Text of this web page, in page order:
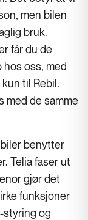
men bilen
bruk.
får du de
hos oss, med
til Rebil.
med de samme
benytter
Telia faser ut
gjør det
funksjoner
styring og